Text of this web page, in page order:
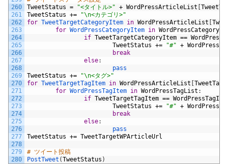
260
261
262
263
264
265
266
267
268
269
270
271
272
273
274
275
276
277
278
279
280
TweetStatus = "<タイトル>" + WordPressArticleList
TweetStatus +=
"\n<カテゴリ>"
for TweetTargetCategoryItem in WordPressArticleList
for WordPressCategoryItem in
if TweetTargetCategoryItem ==
TweetStatus += "#" +
break
else:
pass
TweetStatus +=
"\n<タグ>"
for TweetTargetTagItem in WordPressArticleList
for WordPressTagItem in WordPressTagList :
if TweetTargetTagItem ==
TweetStatus += "#" +
break
else:
pass
TweetStatus += TweetTargetWPArticleUrl
# ツイート投稿
PostTweet (TweetStatus )